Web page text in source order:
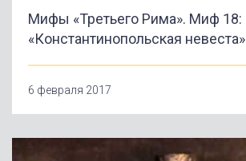
Мифы «Третьего Рима». Миф 18:
«Константинопольская невеста»
6 февраля 2017